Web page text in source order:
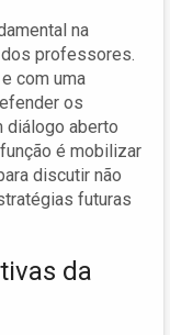
na
professores.
com uma
os
diálogo aberto
é mobilizar
discutir não
futuras
da